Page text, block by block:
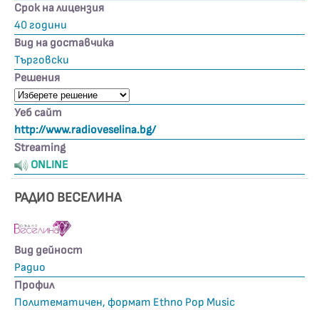
Срок на лицензия
40 години
Вид на доставчика
Търговски
Решения
Уеб сайт
http://www.radioveselina.bg/
Streaming
ONLINE
РАДИО ВЕСЕЛИНА
Вид дейност
Радио
Профил
Политематичен, формат Ethno Pop Music